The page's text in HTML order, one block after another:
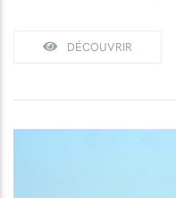
DÉCOUVRIR